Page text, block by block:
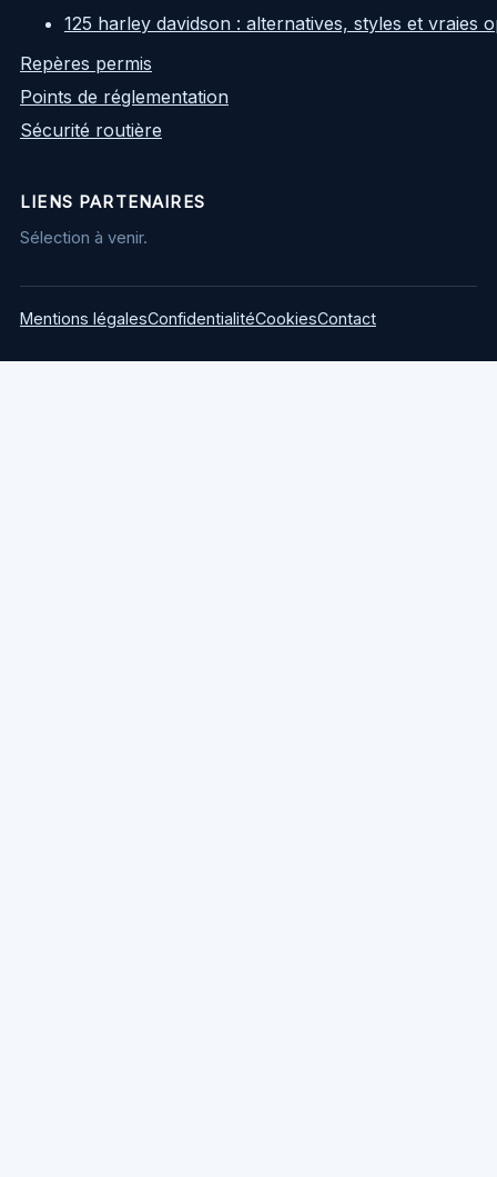
125 harley davidson : alternatives, styles et vraies
Repères permis
Points de réglementation
Sécurité routière
LIENS PARTENAIRES
Sélection à venir.
Mentions légalesConfidentialitéCookiesContact